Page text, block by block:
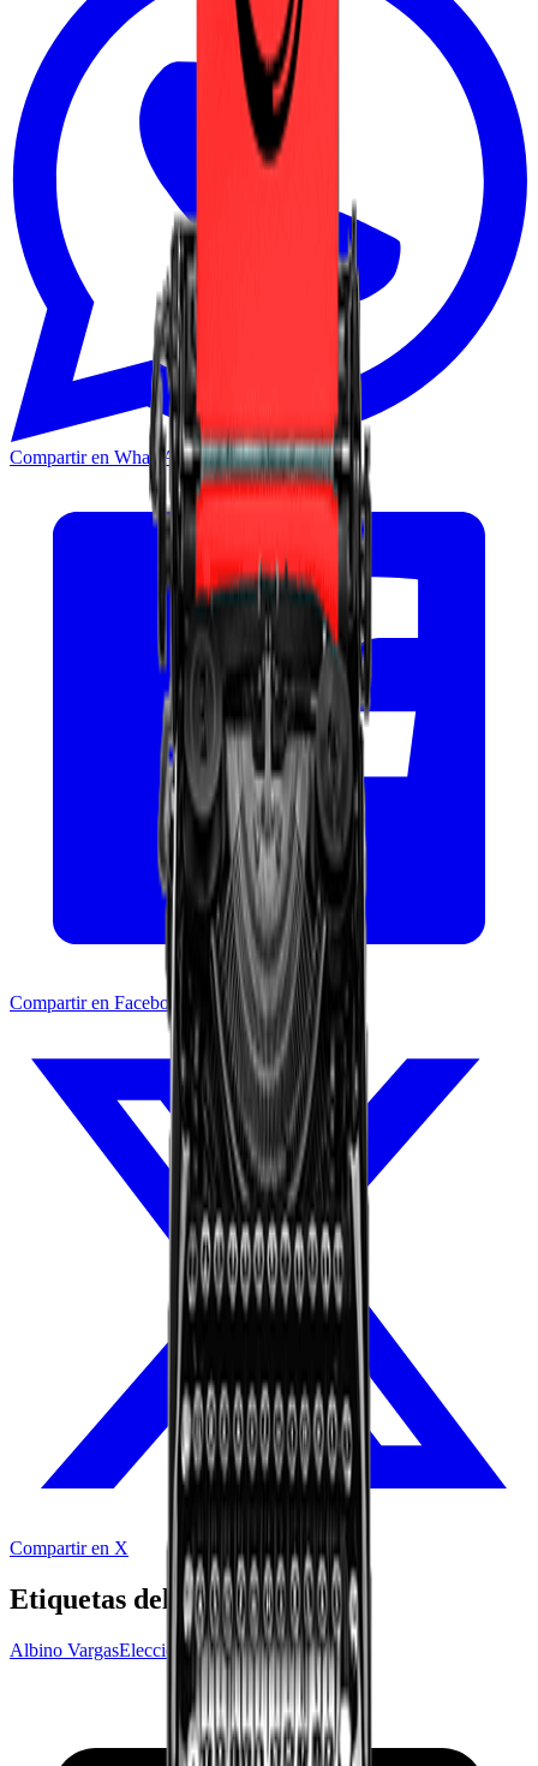
Compartir en WhatsApp
Compartir en Facebook
Compartir en X
Etiquetas del audio
Albino VargasElecciones 2022